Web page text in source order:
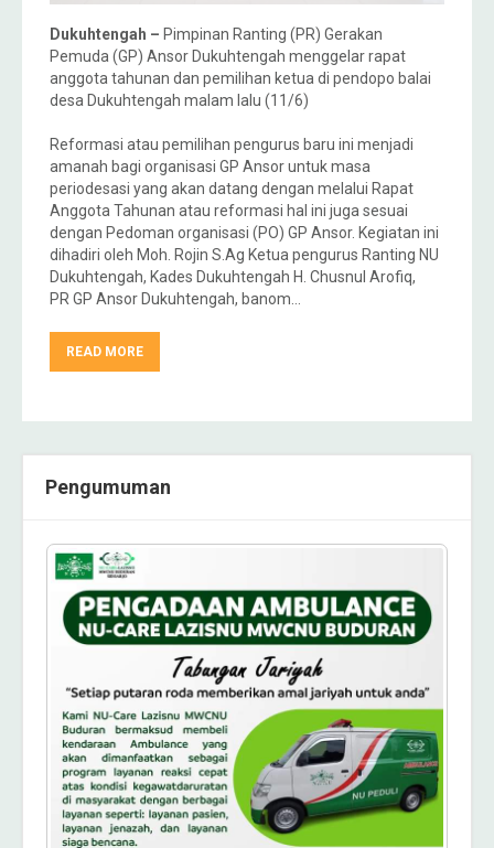
Dukuhtengah – Pimpinan Ranting (PR) Gerakan
Pemuda (GP) Ansor Dukuhtengah menggelar rapat
anggota tahunan dan pemilihan ketua di pendopo balai
desa Dukuhtengah malam lalu (11/6)
Reformasi atau pemilihan pengurus baru ini menjadi
amanah bagi organisasi GP Ansor untuk masa
periodesasi yang akan datang dengan melalui Rapat
Anggota Tahunan atau reformasi hal ini juga sesuai
dengan Pedoman organisasi (PO) GP Ansor. Kegiatan ini
dihadiri oleh Moh. Rojin S.Ag Ketua pengurus Ranting NU
Dukuhtengah, Kades Dukuhtengah H. Chusnul Arofiq,
PR GP Ansor Dukuhtengah, banom…
READ MORE
Pengumuman